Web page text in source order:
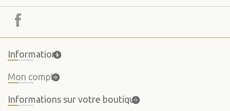
Informations
Mon compte
Informations sur votre boutique